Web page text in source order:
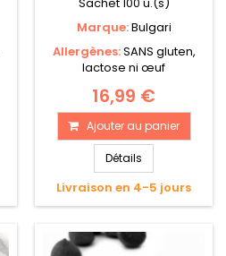
Marque:Bulgari
Allergènes:SANS gluten,
lactose ni œuf
16,99 €
Ajouter au panier
Détails
Livraison en 4-5 jours